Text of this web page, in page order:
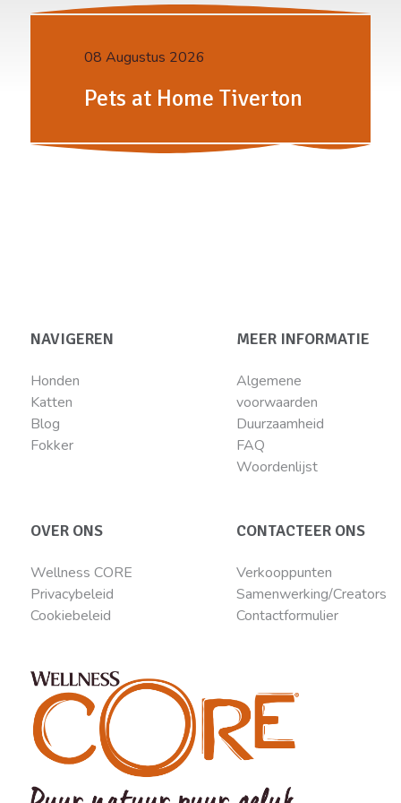
08 Augustus 2026
Pets at Home Tiverton
NAVIGEREN
Honden
Katten
Blog
Fokker
MEER INFORMATIE
Algemene
voorwaarden
Duurzaamheid
FAQ
Woordenlijst
OVER ONS
Wellness CORE
Privacybeleid
Cookiebeleid
CONTACTEER ONS
Verkooppunten
Samenwerking/Creators
Contactformulier